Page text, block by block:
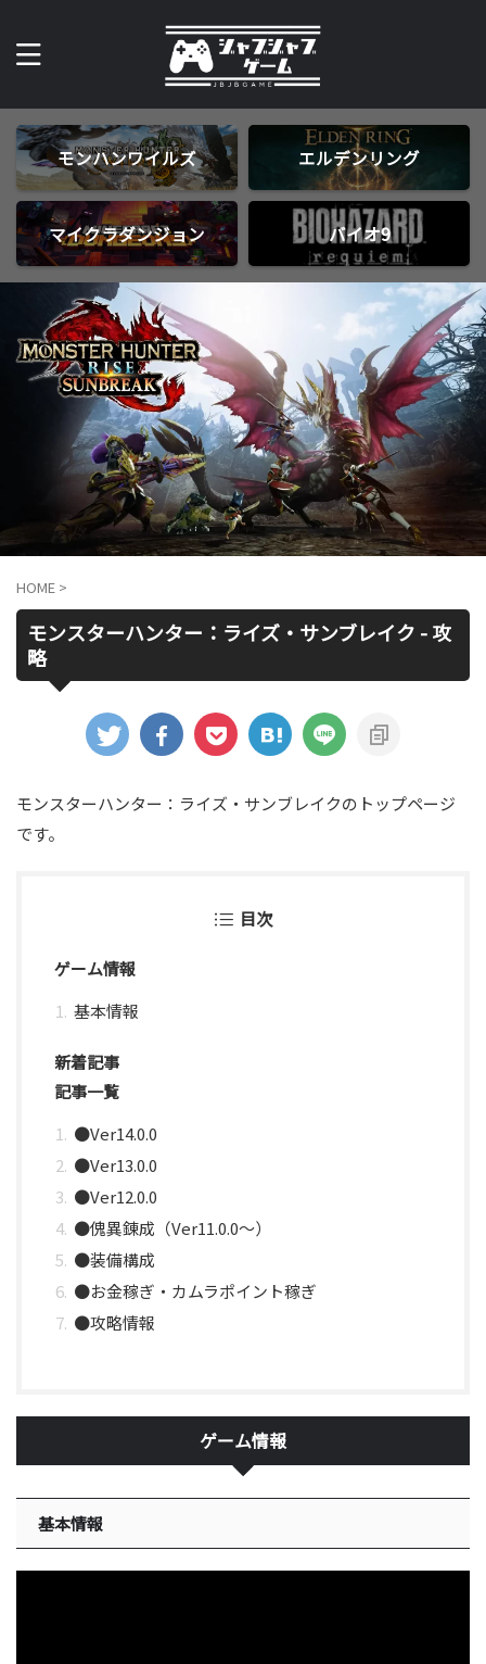
モンハンワイルズ エルデンリング
マイクラダンジョン バイオ9
HOME >
モンスターハンター：ライズ・サンブレイク - 攻
略
モンスターハンター：ライズ・サンブレイクのトップページ
です。
目次
ゲーム情報
基本情報
新着記事
記事一覧
●Ver14.0.0
●Ver13.0.0
●Ver12.0.0
●傀異錬成（Ver11.0.0～）
●装備構成
●お金稼ぎ・カムラポイント稼ぎ
●攻略情報
ゲーム情報
基本情報